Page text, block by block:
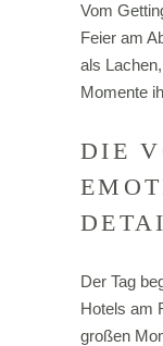
Vom
Feier am
als
Momente
DIE
Der Tag
Hotels am
großen